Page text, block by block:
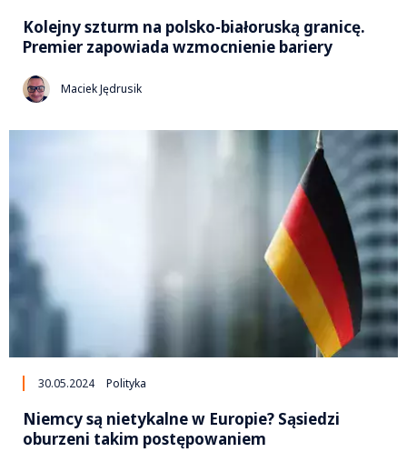
Kolejny szturm na polsko-białoruską granicę.
Premier zapowiada wzmocnienie bariery
Maciek Jędrusik
30.05.2024 Polityka
Niemcy są nietykalne w Europie? Sąsiedzi
oburzeni takim postępowaniem